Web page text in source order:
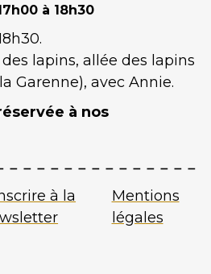
à 18h30
lapins, allée des lapins
Garenne), avec Annie.
à nos
à la
Mentions
légales